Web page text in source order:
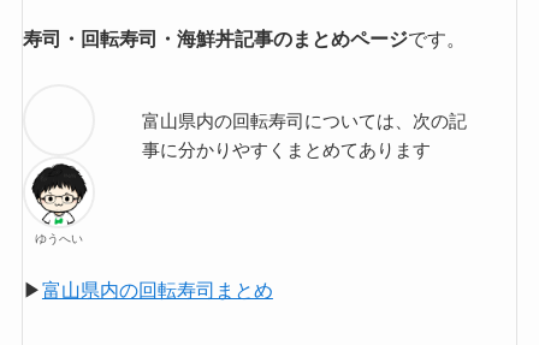
寿司・回転寿司・海鮮丼記事のまとめページです。
ゆうへい
富山県内の回転寿司については、次の記
事に分かりやすくまとめてあります
▶︎富山県内の回転寿司まとめ